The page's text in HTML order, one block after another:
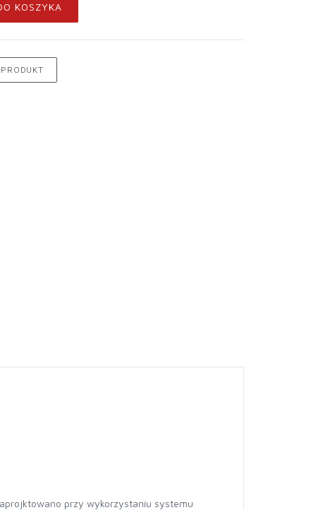
KOSZYKA
przy wykorzystaniu systemu